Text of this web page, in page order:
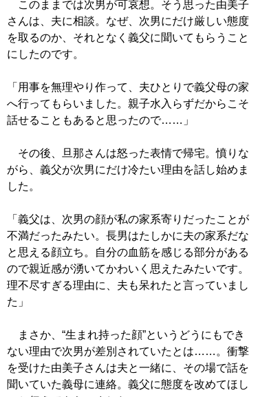
このままでは次男が可哀想。そう思った由美子
さんは、夫に相談。なぜ、次男にだけ厳しい態度
を取るのか、それとなく義父に聞いてもらうこと
にしたのです。
「用事を無理やり作って、夫ひとりで義父母の家
へ行ってもらいました。親子水入らずだからこそ
話せることもあると思ったので……」
その後、旦那さんは怒った表情で帰宅。憤りな
がら、義父が次男にだけ冷たい理由を話し始めま
した。
「義父は、次男の顔が私の家系寄りだったことが
不満だったみたい。長男はたしかに夫の家系だな
と思える顔立ち。自分の血筋を感じる部分がある
ので親近感が湧いてかわいく思えたみたいです。
理不尽すぎる理由に、夫も呆れたと言っていまし
た」
まさか、“生まれ持った顔”というどうにもでき
ない理由で次男が差別されていたとは……。衝撃
を受けた由美子さんは夫と一緒に、その場で話を
聞いていた義母に連絡。義父に態度を改めてほし